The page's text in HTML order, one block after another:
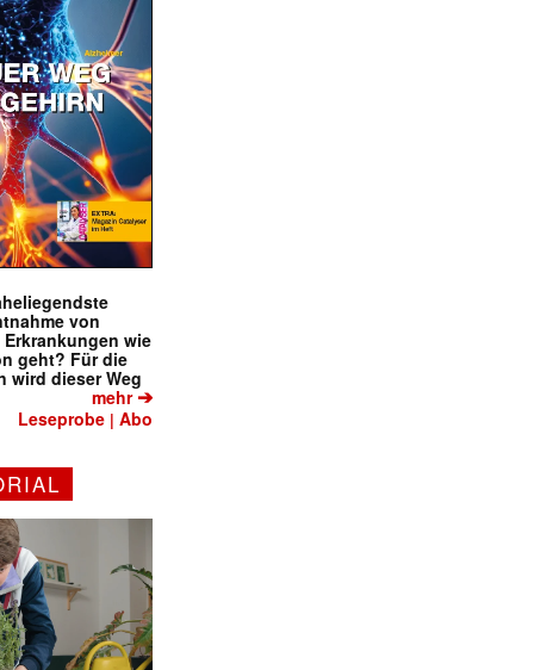
von
wie
geht? Für die
wird dieser Weg
mehr➔
Leseprobe |Abo